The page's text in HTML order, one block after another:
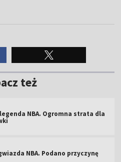
też
NBA. Ogromna strata dla
NBA. Podano przyczynę